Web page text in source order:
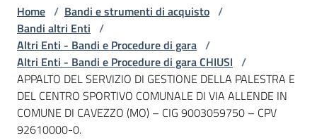
telematici
L'Agenzia
Bandi
Home / Bandi e strumenti di acquisto /
Bandi altri Enti /
Altri Enti - Bandi e Procedure di gara /
Altri Enti - Bandi e Procedure di gara CHIUSI /
APPALTO DEL SERVIZIO DI GESTIONE DELLA PALESTRA E
DEL CENTRO SPORTIVO COMUNALE DI VIA ALLENDE IN
COMUNE DI CAVEZZO (MO) – CIG 9003059750 – CPV
92610000-0.